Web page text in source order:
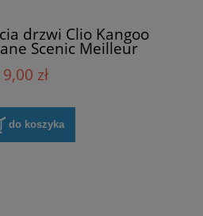
drzwi Clio Kangoo
Scenic Meilleur
9,00 zł
do koszyka